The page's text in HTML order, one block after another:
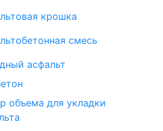
крошка
смесь
асфальт
объема для укладки